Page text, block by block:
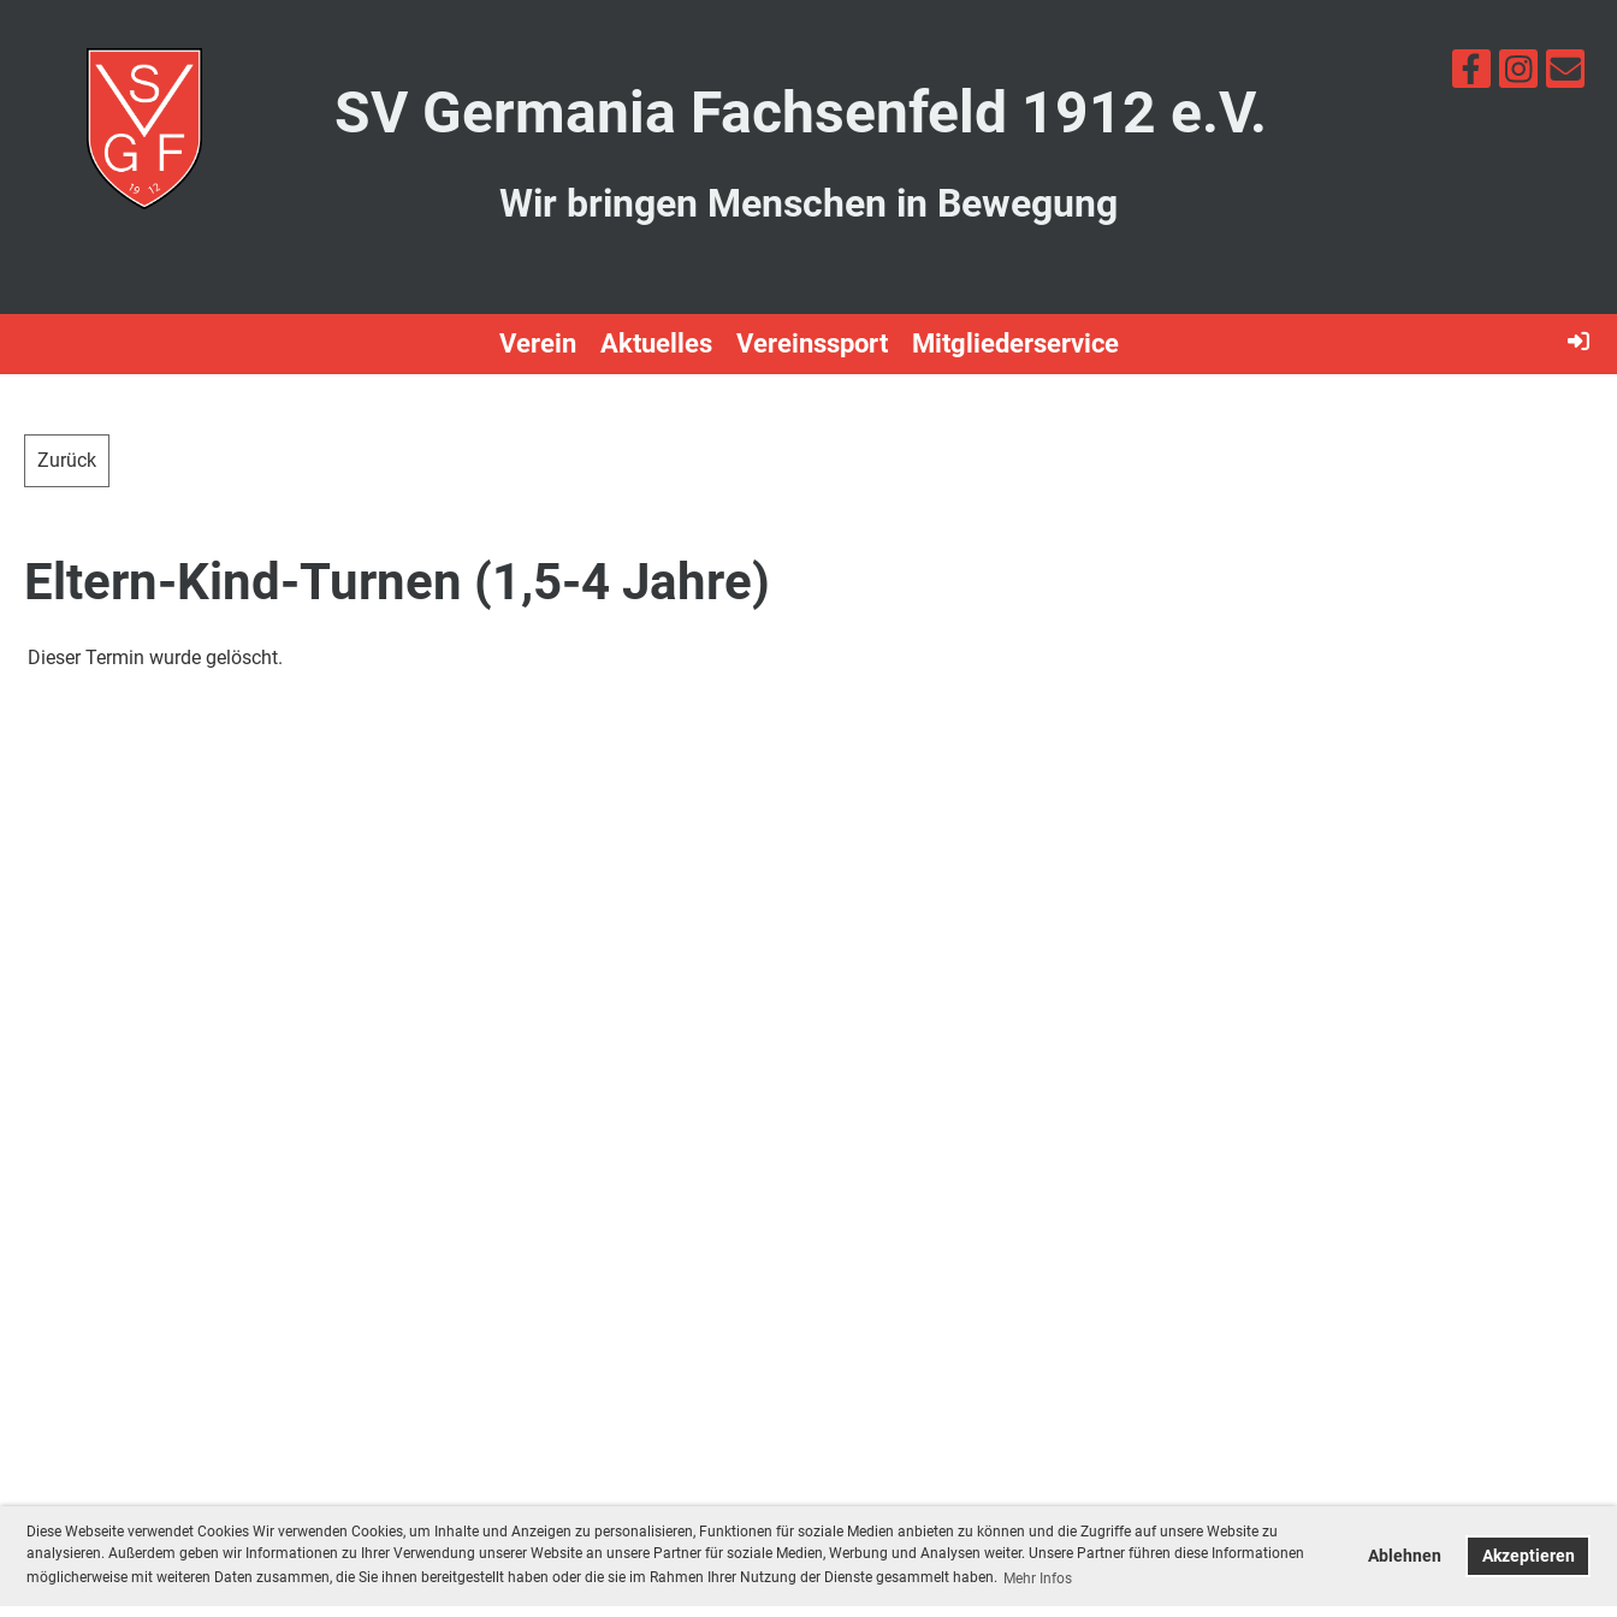
Diese Webseite verwendet Cookies Wir verwenden Cookies, um Inhalte und Anzeigen zu personalisieren, Funktionen für soziale Medien anbieten zu können und die Zugriffe auf unsere Website zu
analysieren. Außerdem geben wir Informationen zu Ihrer Verwendung unserer Website an unsere Partner für soziale Medien, Werbung und Analysen weiter. Unsere Partner führen diese Informationen
möglicherweise mit weiteren Daten zusammen, die Sie ihnen bereitgestellt haben oder die sie im Rahmen Ihrer Nutzung der Dienste gesammelt haben. Mehr Infos
Ablehnen Akzeptieren
SV Germania Fachsenfeld 1912 e.V.
Wir bringen Menschen in Bewegung
Verein Aktuelles Vereinssport Mitgliederservice
Zurück
Eltern-Kind-Turnen (1,5-4 Jahre)
Dieser Termin wurde gelöscht.